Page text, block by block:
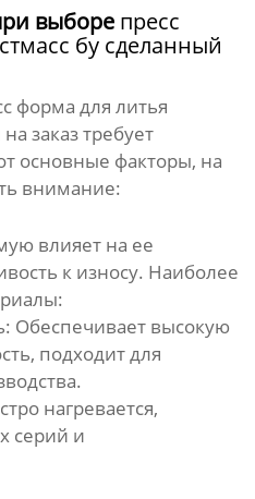
выборе пресс
бу сделанный
форма для литья
заказтребует
основные факторы, на
внимание:
влияет на ее
к износу. Наиболее
Обеспечивает высокую
подходит для
нагревается,
серий и